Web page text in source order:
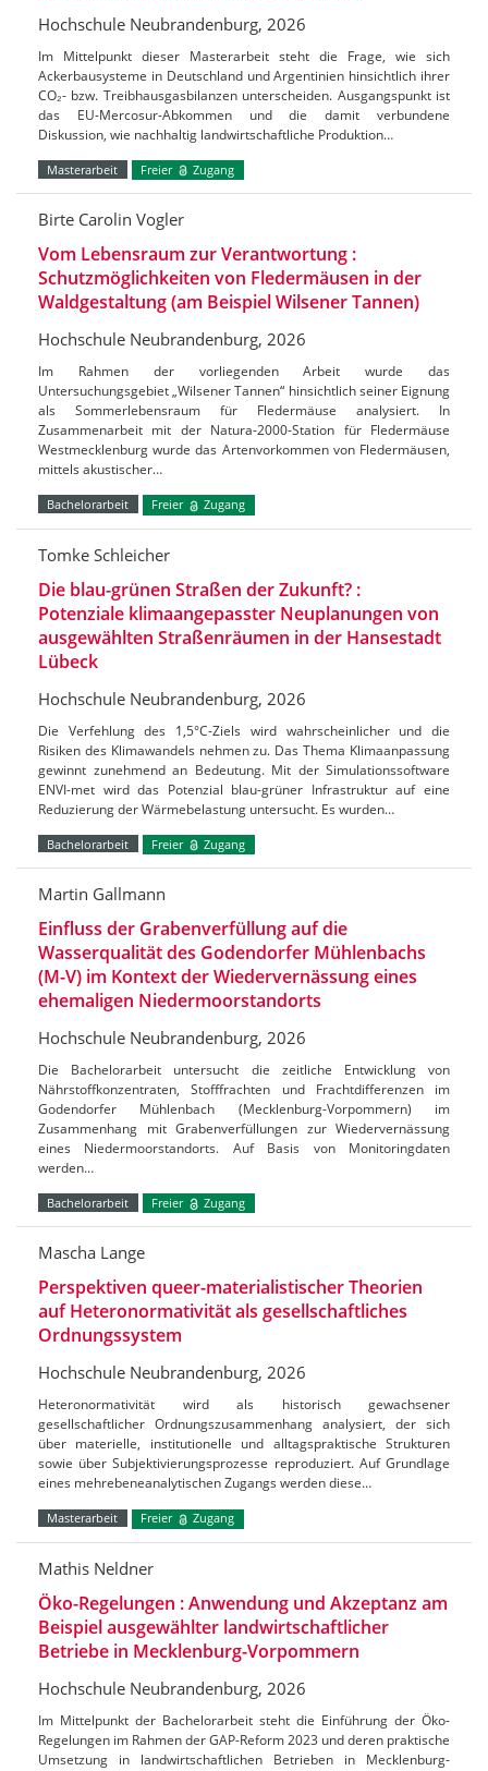
Hochschule Neubrandenburg, 2026
Im Mittelpunkt dieser Masterarbeit steht die Frage, wie sich
Ackerbausysteme in Deutschland und Argentinien hinsichtlich ihrer
CO₂- bzw. Treibhausgasbilanzen unterscheiden. Ausgangspunkt ist
das EU-Mercosur-Abkommen und die damit verbundene
Diskussion, wie nachhaltig landwirtschaftliche Produktion…
Masterarbeit Freier Zugang
Birte Carolin Vogler
Vom Lebensraum zur Verantwortung :
Schutzmöglichkeiten von Fledermäusen in der
Waldgestaltung (am Beispiel Wilsener Tannen)
Hochschule Neubrandenburg, 2026
Im Rahmen der vorliegenden Arbeit wurde das
Untersuchungsgebiet „Wilsener Tannen“ hinsichtlich seiner Eignung
als Sommerlebensraum für Fledermäuse analysiert. In
Zusammenarbeit mit der Natura-2000-Station für Fledermäuse
Westmecklenburg wurde das Artenvorkommen von Fledermäusen,
mittels akustischer…
Bachelorarbeit Freier Zugang
Tomke Schleicher
Die blau-grünen Straßen der Zukunft? :
Potenziale klimaangepasster Neuplanungen von
ausgewählten Straßenräumen in der Hansestadt
Lübeck
Hochschule Neubrandenburg, 2026
Die Verfehlung des 1,5°C-Ziels wird wahrscheinlicher und die
Risiken des Klimawandels nehmen zu. Das Thema Klimaanpassung
gewinnt zunehmend an Bedeutung. Mit der Simulationssoftware
ENVI-met wird das Potenzial blau-grüner Infrastruktur auf eine
Reduzierung der Wärmebelastung untersucht. Es wurden…
Bachelorarbeit Freier Zugang
Martin Gallmann
Einfluss der Grabenverfüllung auf die
Wasserqualität des Godendorfer Mühlenbachs
(M-V) im Kontext der Wiedervernässung eines
ehemaligen Niedermoorstandorts
Hochschule Neubrandenburg, 2026
Die Bachelorarbeit untersucht die zeitliche Entwicklung von
Nährstoffkonzentraten, Stofffrachten und Frachtdifferenzen im
Godendorfer Mühlenbach (Mecklenburg-Vorpommern) im
Zusammenhang mit Grabenverfüllungen zur Wiedervernässung
eines Niedermoorstandorts. Auf Basis von Monitoringdaten
werden…
Bachelorarbeit Freier Zugang
Mascha Lange
Perspektiven queer-materialistischer Theorien
auf Heteronormativität als gesellschaftliches
Ordnungssystem
Hochschule Neubrandenburg, 2026
Heteronormativität wird als historisch gewachsener
gesellschaftlicher Ordnungszusammenhang analysiert, der sich
über materielle, institutionelle und alltagspraktische Strukturen
sowie über Subjektivierungsprozesse reproduziert. Auf Grundlage
eines mehrebeneanalytischen Zugangs werden diese…
Masterarbeit Freier Zugang
Mathis Neldner
Öko-Regelungen : Anwendung und Akzeptanz am
Beispiel ausgewählter landwirtschaftlicher
Betriebe in Mecklenburg-Vorpommern
Hochschule Neubrandenburg, 2026
Im Mittelpunkt der Bachelorarbeit steht die Einführung der Öko-
Regelungen im Rahmen der GAP-Reform 2023 und deren praktische
Umsetzung in landwirtschaftlichen Betrieben in Mecklenburg-